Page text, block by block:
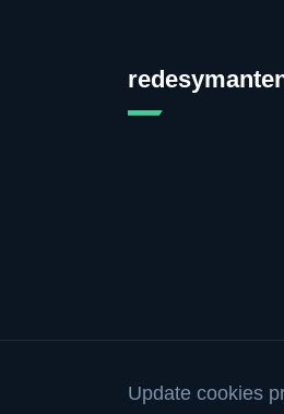
Update cookies